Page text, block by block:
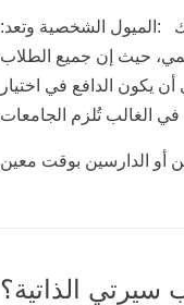
:خطوات بسيطة تساعدك على اختيار موضوع لبحثك :الميول الشخصية وتعد
حيث إن جميع الطلاب
يكون الدافع في اختيار
الغالب تُلزم الجامعات
سيرتي الذاتية؟